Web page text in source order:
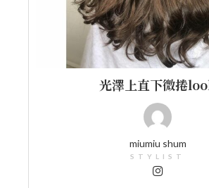
光澤上直下微捲
miumiu shum
STYLIST